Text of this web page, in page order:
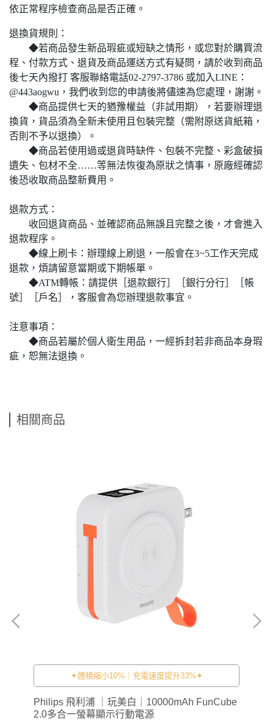
依正常程序檢查商品是否正確。
退換貨規則：
◆若商品發生新品瑕疵或短缺之情形，或您對於購買流
程、付款方式、退貨及商品運送方式有疑問，請於收到商品
後七天內撥打 客服聯絡電話02-2797-3786 或加入LINE：
@443aogwu ，我們收到您的申請後將儘速為您處理，謝謝。
◆商品提供七天的猶豫權益（非試用期），若要辦理退
換貨，貨品須為全新未使用且包裝完整（需附原送貨紙箱，
否則不予以退換）。
◆商品若使用過或退貨時缺件、包裝不完整、彩盒破損
遺失、包材不全……等無法恢復為原狀之情事，原廠經確認
後恐收取商品整新費用。
退款方式：
收回退貨商品、並確認商品無誤且完整之後，才會進入
退款程序。
◆線上刷卡：辦理線上刷退，一般會在3~5工作天完成
退款，煩請留意當期或下期帳單。
◆ATM轉帳：請提供［退款銀行］［銀行分行］［帳
號］［戶名］，客服會為您辦理退款事宜。
注意事項：
◆商品若屬於個人衛生用品，一經拆封若非商品本身瑕
疵，恕無法退換。
相關商品
✦體積縮小10%｜充電速度提升33%✦
Philips 飛利浦 ｜玩美白｜10000mAh FunCube
2.0多合一螢幕顯示行動電源